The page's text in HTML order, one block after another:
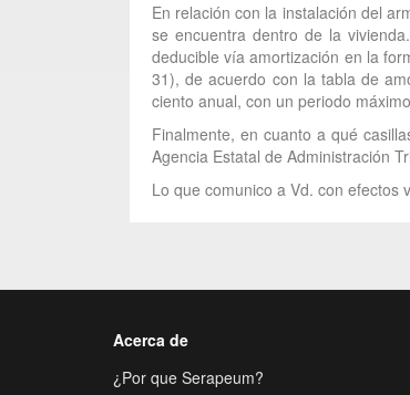
En relación con la instalación del
se encuentra dentro de la
deducible vía amortización en la
31), de acuerdo con la tabla de
ciento anual, con un periodo
Finalmente, en cuanto a qué
Agencia Estatal de Administración
Lo que comunico a Vd. con
Acerca de
¿Por que Serapeum?